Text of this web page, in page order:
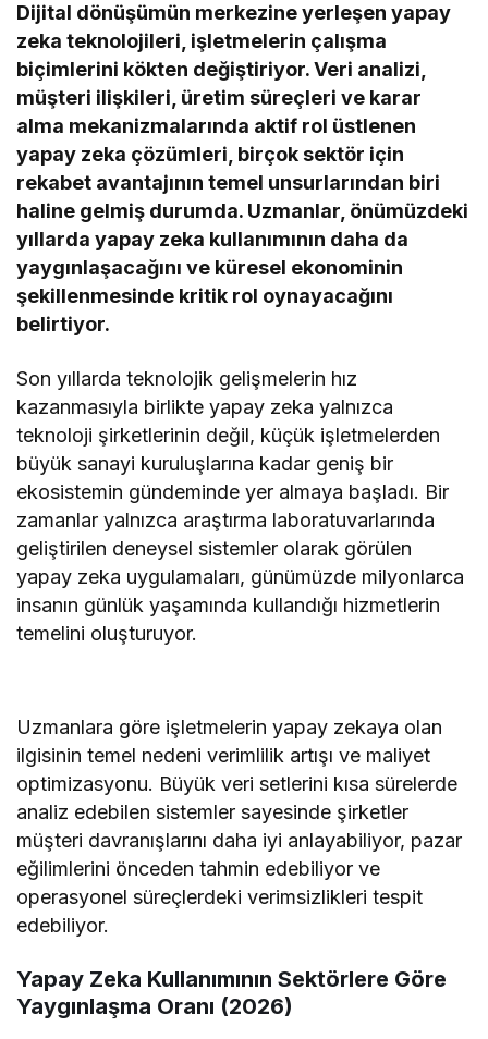
Uzmanlar, bu teknolojinin önümüzdeki yıllarda
daha da yaygınlaşarak…
Dijital dönüşümün merkezine yerleşen yapay
zeka teknolojileri, işletmelerin çalışma
biçimlerini kökten değiştiriyor. Veri analizi,
müşteri ilişkileri, üretim süreçleri ve karar
alma mekanizmalarında aktif rol üstlenen
yapay zeka çözümleri, birçok sektör için
rekabet avantajının temel unsurlarından biri
haline gelmiş durumda. Uzmanlar, önümüzdeki
yıllarda yapay zeka kullanımının daha da
yaygınlaşacağını ve küresel ekonominin
şekillenmesinde kritik rol oynayacağını
belirtiyor.
Son yıllarda teknolojik gelişmelerin hız
kazanmasıyla birlikte yapay zeka yalnızca
teknoloji şirketlerinin değil, küçük işletmelerden
büyük sanayi kuruluşlarına kadar geniş bir
ekosistemin gündeminde yer almaya başladı. Bir
zamanlar yalnızca araştırma laboratuvarlarında
geliştirilen deneysel sistemler olarak görülen
yapay zeka uygulamaları, günümüzde milyonlarca
insanın günlük yaşamında kullandığı hizmetlerin
temelini oluşturuyor.
Uzmanlara göre işletmelerin yapay zekaya olan
ilgisinin temel nedeni verimlilik artışı ve maliyet
optimizasyonu. Büyük veri setlerini kısa sürelerde
analiz edebilen sistemler sayesinde şirketler
müşteri davranışlarını daha iyi anlayabiliyor, pazar
eğilimlerini önceden tahmin edebiliyor ve
operasyonel süreçlerdeki verimsizlikleri tespit
edebiliyor.
Yapay Zeka Kullanımının Sektörlere Göre
Yaygınlaşma Oranı (2026)